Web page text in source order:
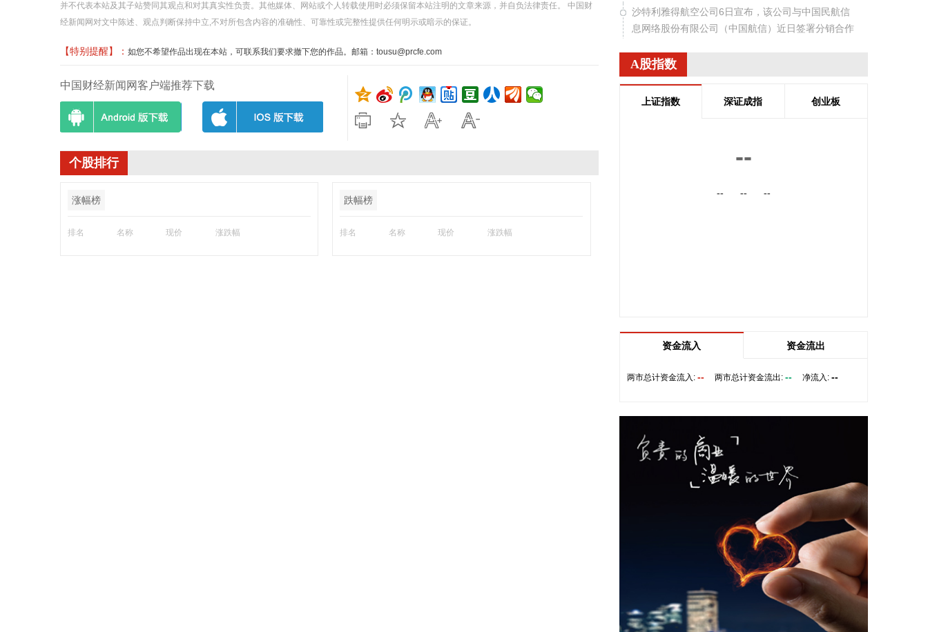
并不代表本站及其子站赞同其观点和对其真实性负责。其他媒体、网站或个人转载使用时必须保留本站注明的文章来源，并自负法律责任。 中国财
经新闻网对文中陈述、观点判断保持中立,不对所包含内容的准确性、可靠性或完整性提供任何明示或暗示的保证。
【特别提醒】： 如您不希望作品出现在本站，可联系我们要求撤下您的作品。邮箱：tousu@prcfe.com
中国财经新闻网客户端推荐下载
个股排行
涨幅榜
排名 名称 现价 涨跌幅
跌幅榜
排名 名称 现价 涨跌幅
沙特利雅得航空公司6日宣布，该公司与中国民航信
息网络股份有限公司（中国航信）近日签署分销合作
空互联互通。 根据协议，双方将围绕全渠道分销、现
代航空零售、数字化创新及未来旅客体验等领域开展
合作。此协议还支持利雅得航空持续拓展包括中国在
一博科技8月6日接受机构调研时表示，截至目前，公
增速整体上逐月提高，增长较快的领域有ATE产品、
明显高于上半年，毛利率随着产能利用率的提升也在
2026-08-06 22:36:20
长兼总经理曾毓群举行会谈。双方围绕深化新能源、
交能融合、绿色发展、科技创新等领域合作进行深入
创源股份(300703)8月6日在互动平台回复称，公司目
前并未自建算力中心，更多聚焦于算力资源的应用，
通过与外部算力服务商合作，积极建设AIGC技术平
台。目前AIGC技术平台对公司业绩不产生直接影
2026-08-06 22:24:14
A股指数
上证指数 深证成指 创业板
--
-- -- --
资金流入 资金流出
两市总计资金流入: -- 两市总计资金流出: -- 净流入: --